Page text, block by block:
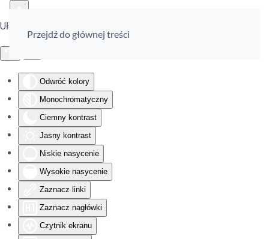
Ułatwienia dostępu
Odwróć kolory
Monochromatyczny
Ciemny kontrast
Jasny kontrast
Niskie nasycenie
Wysokie nasycenie
Zaznacz linki
Zaznacz nagłówki
Czytnik ekranu
Przejdź do głównej treści